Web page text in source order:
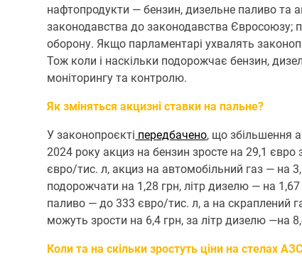
нафтопродукти — бензин, дизельне паливо та
законодавства до законодавства Євросоюзу;
оборону. Якщо парламентарі ухвалять
Тож коли і наскільки подорожчає бензин,
моніторингу та контролю.
Як зміняться акцизні ставки на пальне?
У законопроєкті передбачено, що збільшення
2024 року акциз на бензин зросте на 29,1
євро/тис. л, акциз на автомобільний газ — на
подорожчати на 1,28 грн, літр дизелю — на
паливо — до 333 євро/тис. л, а на скраплений
можуть зрости на 6,4 грн, за літр дизелю —на
Коли та на скільки зростуть ціни на стелах